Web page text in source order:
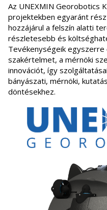
Az UNEXMIN Georobotics
projektekben egyaránt
hozzájárul a felszín alatti
részletesebb és
Tevékenységeik egyszerre
szakértelmet, a mérnöki
innovációt, így
bányászati, mérnöki,
döntésekhez.